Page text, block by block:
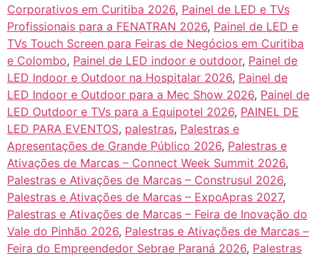
Corporativos em Curitiba 2026, Painel de LED e TVs
Profissionais para a FENATRAN 2026, Painel de LED e
TVs Touch Screen para Feiras de Negócios em Curitiba
e Colombo, Painel de LED indoor e outdoor, Painel de
LED Indoor e Outdoor na Hospitalar 2026, Painel de
LED Indoor e Outdoor para a Mec Show 2026, Painel de
LED Outdoor e TVs para a Equipotel 2026, PAINEL DE
LED PARA EVENTOS, palestras, Palestras e
Apresentações de Grande Público 2026, Palestras e
Ativações de Marcas – Connect Week Summit 2026,
Palestras e Ativações de Marcas – Construsul 2026,
Palestras e Ativações de Marcas – ExpoApras 2027,
Palestras e Ativações de Marcas – Feira de Inovação do
Vale do Pinhão 2026, Palestras e Ativações de Marcas –
Feira do Empreendedor Sebrae Paraná 2026, Palestras